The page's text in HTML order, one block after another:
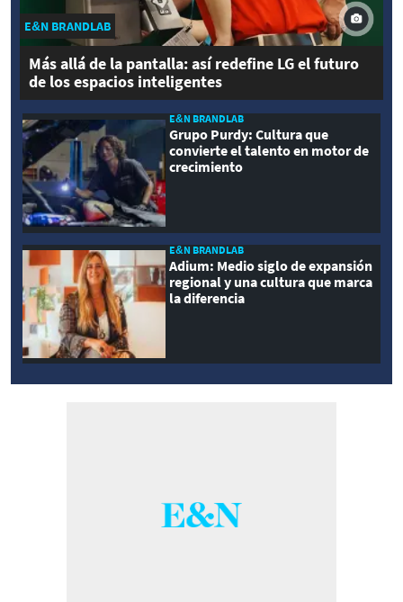
E&N BRANDLAB
Más allá de la pantalla: así redefine LG el futuro
de los espacios inteligentes
E&N BRANDLAB
Grupo Purdy: Cultura que
convierte el talento en motor de
crecimiento
E&N BRANDLAB
Adium: Medio siglo de expansión
regional y una cultura que marca
la diferencia